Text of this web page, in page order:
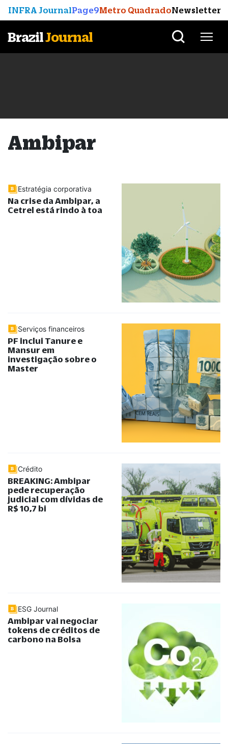
INFRA JournalPage9Metro QuadradoNewsletter
BrazilJournal
Ambipar
Estratégia corporativa
Na crise da Ambipar, a
Cetrel está rindo à toa
Serviços financeiros
PF inclui Tanure e
Mansur em
investigação sobre o
Master
Crédito
BREAKING: Ambipar
pede recuperação
judicial com dívidas de
R$ 10,7 bi
ESG Journal
Ambipar vai negociar
tokens de créditos de
carbono na Bolsa